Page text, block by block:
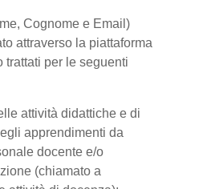
Cognome e Email)
attraverso la piattaforma
trattati per le seguenti
attività didattiche e di
apprendimenti da
docente e/o
(chiamato a